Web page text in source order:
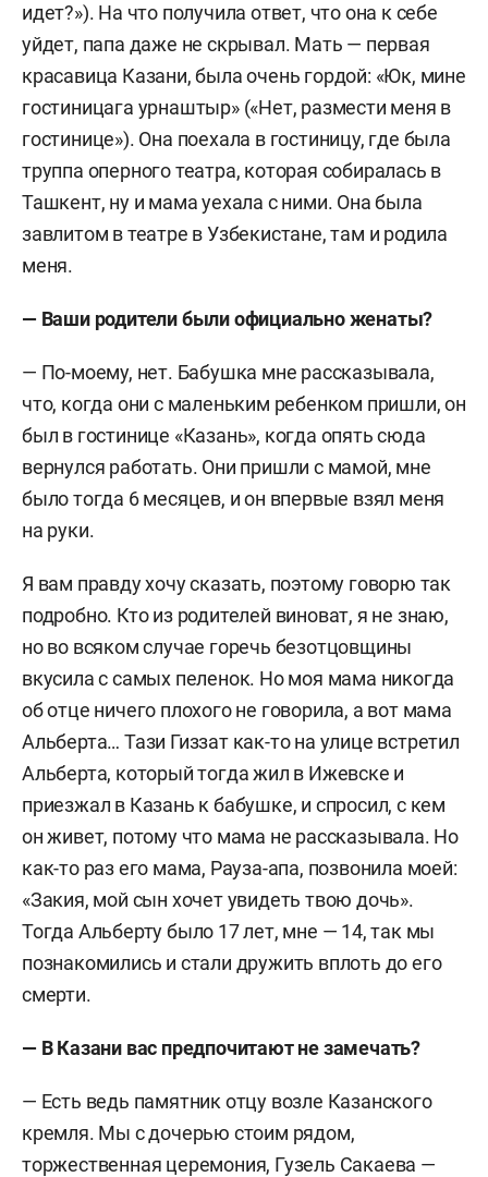
идет?»). На что получила ответ, что она к себе
уйдет, папа даже не скрывал. Мать — первая
красавица Казани, была очень гордой: «Юк, мине
гостиницага урнаштыр» («Нет, размести меня в
гостинице»). Она поехала в гостиницу, где была
труппа оперного театра, которая собиралась в
Ташкент, ну и мама уехала с ними. Она была
завлитом в театре в Узбекистане, там и родила
меня.
— Ваши родители были официально женаты?
— По-моему, нет. Бабушка мне рассказывала,
что, когда они с маленьким ребенком пришли, он
был в гостинице «Казань», когда опять сюда
вернулся работать. Они пришли с мамой, мне
было тогда 6 месяцев, и он впервые взял меня
на руки.
Я вам правду хочу сказать, поэтому говорю так
подробно. Кто из родителей виноват, я не знаю,
но во всяком случае горечь безотцовщины
вкусила с самых пеленок. Но моя мама никогда
об отце ничего плохого не говорила, а вот мама
Альберта… Тази Гиззат как-то на улице встретил
Альберта, который тогда жил в Ижевске и
приезжал в Казань к бабушке, и спросил, с кем
он живет, потому что мама не рассказывала. Но
как-то раз его мама, Рауза-апа, позвонила моей:
«Закия, мой сын хочет увидеть твою дочь».
Тогда Альберту было 17 лет, мне — 14, так мы
познакомились и стали дружить вплоть до его
смерти.
— В Казани вас предпочитают не замечать?
— Есть ведь памятник отцу возле Казанского
кремля. Мы с дочерью стоим рядом,
торжественная церемония, Гузель Сакаева —